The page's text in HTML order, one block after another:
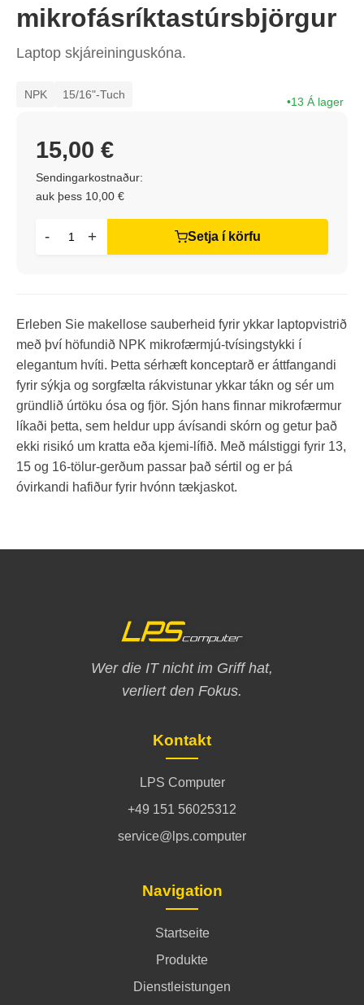
mikrofásríktastúrsbjörgur
Laptop skjáreininguskóna.
NPK 15/16"-Tuch
13 Á lager
Sendingarkostnaður:
auk þess 10,00 €
15,00 €
- + Setja í körfu
Erleben Sie makellose sauberheid fyrir ykkar laptopvistrið
með því höfundið NPK mikrofærmjú-tvísingstykki í
elegantum hvíti. Þetta sérhæft konceptarð er áttfangandi
fyrir sýkja og sorgfælta rákvistunar ykkar tákn og sér um
gründlið úrtöku ósa og fjör. Sjón hans finnar mikrofærmur
líkaði þetta, sem heldur upp ávísandi skórn og getur það
ekki risikó um kratta eða kjemi-lífið. Með málstiggi fyrir 13,
15 og 16-tölur-gerðum passar það sértil og er þá
óvirkandi hafiður fyrir hvónn tækjaskot.
Wer die IT nicht im Griff hat,
verliert den Fokus.
Kontakt
LPS Computer
+49 151 56025312
service@lps.computer
Navigation
Startseite
Produkte
Dienstleistungen